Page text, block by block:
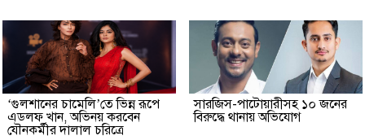
‘গুলশানের চামেলি’তে ভিন্ন রূপে
এডলফ খান, অভিনয় করবেন
যৌনকর্মীর দালাল চরিত্রে
সারজিস-পাটোয়ারীসহ ১০ জনের
বিরুদ্ধে থানায় অভিযোগ